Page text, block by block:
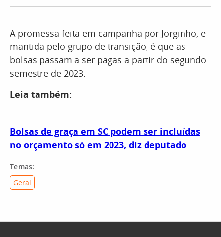
A promessa feita em campanha por Jorginho, e
mantida pelo grupo de transição, é que as
bolsas passam a ser pagas a partir do segundo
semestre de 2023.
Leia também:
Bolsas de graça em SC podem ser incluídas
no orçamento só em 2023, diz deputado
Temas:
Geral